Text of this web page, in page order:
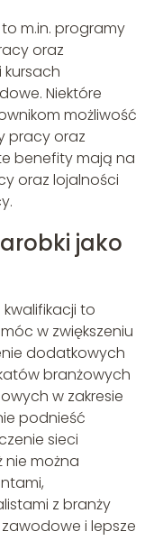
m.in. programy
oraz
kursach
Niektóre
możliwość
pracy oraz
benefity mają na
oraz lojalności
jako
to
w zwiększeniu
dodatkowych
branżowych
w zakresie
podnieść
sieci
nie można
z branży
i lepsze